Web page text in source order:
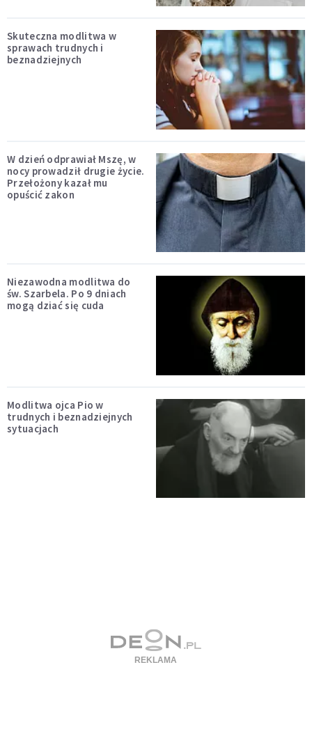
Skuteczna modlitwa w
sprawach trudnych i
beznadziejnych
W dzień odprawiał Mszę, w
nocy prowadził drugie życie.
Przełożony kazał mu
opuścić zakon
Niezawodna modlitwa do
św. Szarbela. Po 9 dniach
mogą dziać się cuda
Modlitwa ojca Pio w
trudnych i beznadziejnych
sytuacjach